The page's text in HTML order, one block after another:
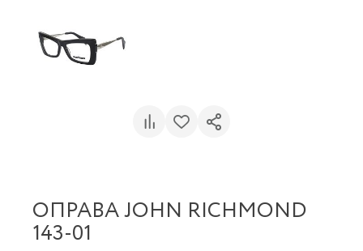
ОПРАВА JOHN RICHMOND
143-01